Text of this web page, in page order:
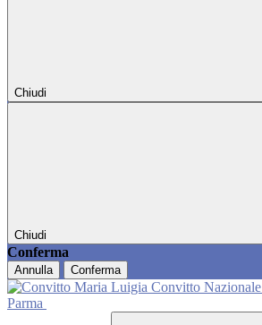
Chiudi
Chiudi
Conferma
Annulla Conferma
Convitto Nazionale
Parma